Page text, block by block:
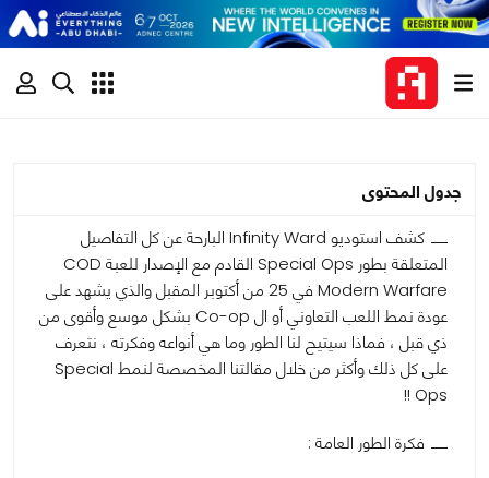
جدول المحتوى
كشف استوديو Infinity Ward البارحة عن كل التفاصيل
المتعلقة بطور Special Ops القادم مع الإصدار للعبة COD
Modern Warfare في 25 من أكتوبر المقبل والذي يشهد على
عودة نمط اللعب التعاوني أو ال Co-op بشكل موسع وأقوى من
ذي قبل ، فماذا سيتيح لنا الطور وما هي أنواعه وفكرته ، نتعرف
على كل ذلك وأكثر من خلال مقالتنا المخصصة لنمط Special
Ops !!
فكرة الطور العامة :